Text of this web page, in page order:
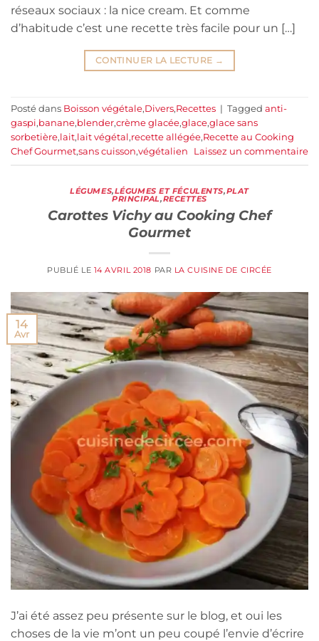
réseaux sociaux : la nice cream. Et comme
d’habitude c’est une recette très facile pour un […]
CONTINUER LA LECTURE →
Posté dans Boisson végétale,Divers,Recettes | Tagged anti-
gaspi,banane,blender,crème glacée,glace,glace sans
sorbetière,lait,lait végétal ,recette allégée,Recette au Cooking
Chef Gourmet,sans cuisson,végétalien Laissez un commentaire
LÉGUMES,LÉGUMES ET FÉCULENTS,PLAT
PRINCIPAL,RECETTES
Carottes Vichy au Cooking Chef
Gourmet
PUBLIÉ LE 14 AVRIL 2018 PAR LA CUISINE DE CIRCÉE
14
Avr
J’ai été assez peu présente sur le blog, et oui les
choses de la vie m’ont un peu coupé l’envie d’écrire